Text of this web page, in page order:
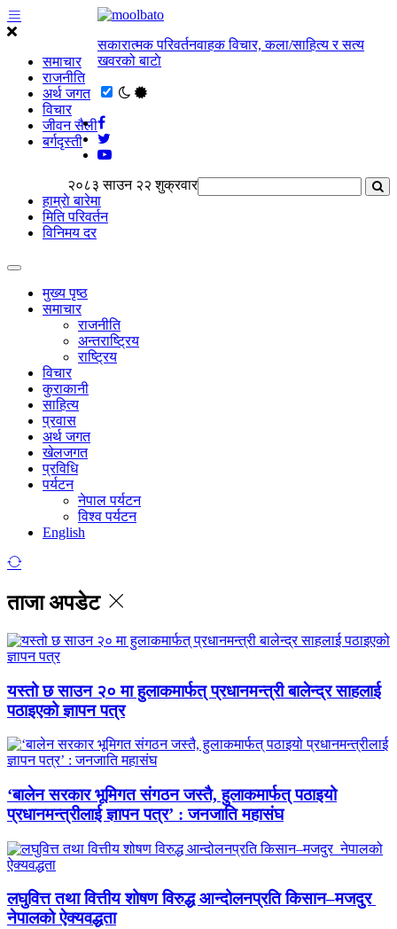
समाचार
राजनीति
अर्थ जगत
विचार
जीवन सैली
बर्गदृस्ती
सकारात्मक परिवर्तनवाहक विचार, कला/साहित्य र सत्य
खवरको बाटाे
२०८३ साउन २२ शुक्रवार
हाम्राे बारेमा
मिति परिवर्तन
विनिमय दर
मुख्य पृष्ठ
समाचार
राजनीति
अन्तराष्ट्रिय
राष्ट्रिय
विचार
कुराकानी
साहित्य
प्रवास
अर्थ जगत
खेलजगत
प्रविधि
पर्यटन
नेपाल पर्यटन
विश्व पर्यटन
English
ताजा अपडेट
यस्तो छ साउन २० मा हुलाकमार्फत् प्रधानमन्त्री बालेन्द्र साहलाई
पठाइएको ज्ञापन पत्र
‘बालेन सरकार भूमिगत संगठन जस्तै, हुलाकमार्फत् पठाइयो
प्रधानमन्त्रीलाई ज्ञापन पत्र’ : जनजाति महासंघ
लघुवित्त तथा वित्तीय शोषण विरुद्ध आन्दोलनप्रति किसान–मजदुर
नेपालको ऐक्यवद्धता